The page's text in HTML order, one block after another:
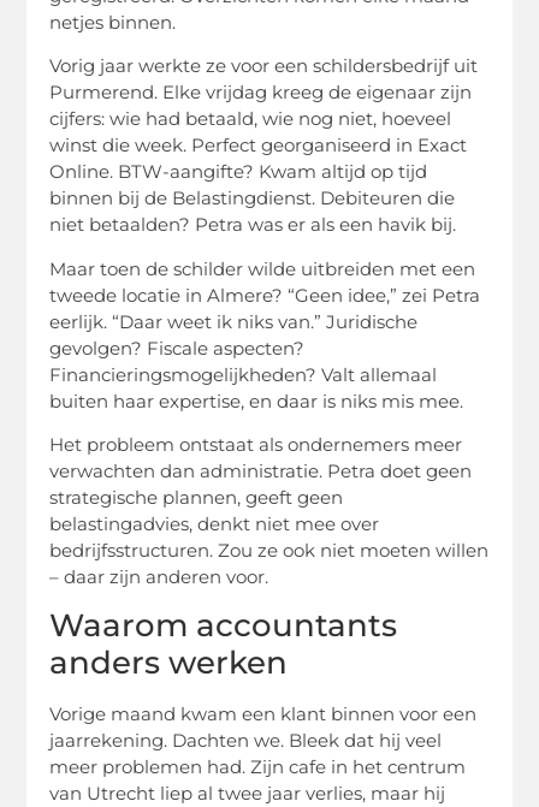
netjes binnen.
Vorig jaar werkte ze voor een schildersbedrijf uit
Purmerend. Elke vrijdag kreeg de eigenaar zijn
cijfers: wie had betaald, wie nog niet, hoeveel
winst die week. Perfect georganiseerd in Exact
Online. BTW-aangifte? Kwam altijd op tijd
binnen bij de Belastingdienst. Debiteuren die
niet betaalden? Petra was er als een havik bij.
Maar toen de schilder wilde uitbreiden met een
tweede locatie in Almere? “Geen idee,” zei Petra
eerlijk. “Daar weet ik niks van.” Juridische
gevolgen? Fiscale aspecten?
Financieringsmogelijkheden? Valt allemaal
buiten haar expertise, en daar is niks mis mee.
Het probleem ontstaat als ondernemers meer
verwachten dan administratie. Petra doet geen
strategische plannen, geeft geen
belastingadvies, denkt niet mee over
bedrijfsstructuren. Zou ze ook niet moeten willen
– daar zijn anderen voor.
Waarom accountants
anders werken
Vorige maand kwam een klant binnen voor een
jaarrekening. Dachten we. Bleek dat hij veel
meer problemen had. Zijn cafe in het centrum
van Utrecht liep al twee jaar verlies, maar hij